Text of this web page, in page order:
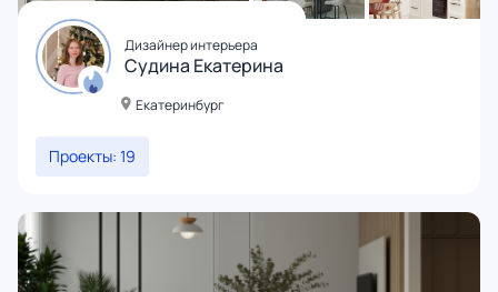
Дизайнер интерьера
Судина Екатерина
Екатеринбург
Проекты: 19